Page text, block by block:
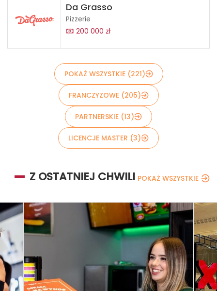
Da Grasso
Pizzerie
200 000 zł
POKAŻ WSZYSTKIE (221)
FRANCZYZOWE (205)
PARTNERSKIE (13)
LICENCJE MASTER (3)
Z OSTATNIEJ CHWILI POKAŻ WSZYSTKIE